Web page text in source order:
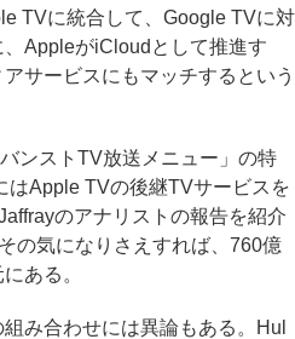
TVに統合して、Google TVに対
AppleがiCloudとして推進す
サービスにもマッチするという
ンストTV放送メニュー」の特
はApple TVの後継TVサービスを
のアナリストの報告を紹介
の気になりさえすれば、760億
ある。
み合わせには異論もある。Hul